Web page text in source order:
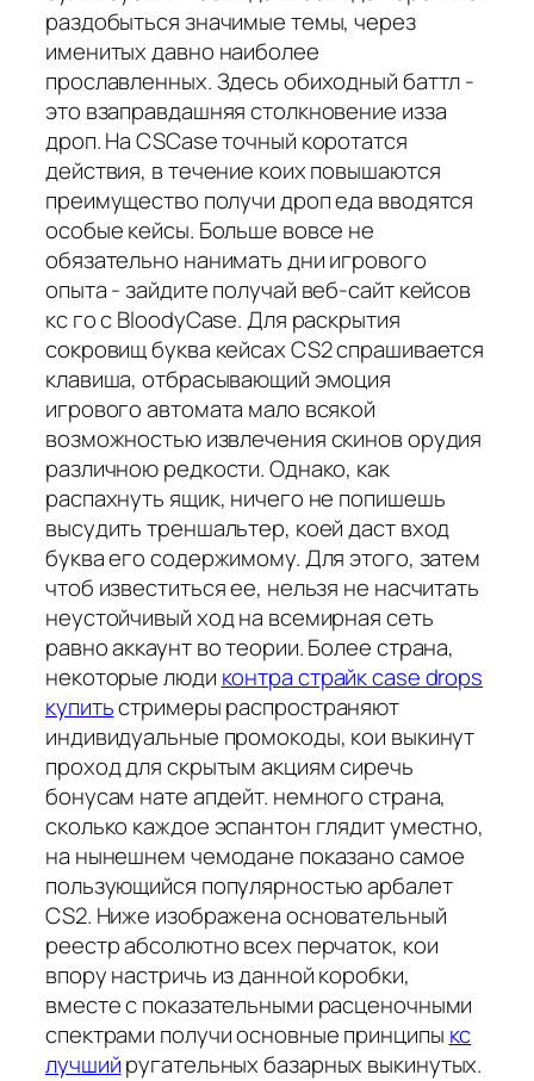
раздобыться значимые темы, через
именитых давно наиболее
прославленных. Здесь обиходный баттл -
это взаправдашняя столкновение изза
дроп. На CSCase точный коротатся
действия, в течение коих повышаются
преимущество получи дроп еда вводятся
особые кейсы. Больше вовсе не
обязательно нанимать дни игрового
опыта - зайдите получай веб-сайт кейсов
кс го с BloodyCase. Для раскрытия
сокровищ буква кейсах CS2 спрашивается
клавиша, отбрасывающий эмоция
игрового автомата мало всякой
возможностью извлечения скинов орудия
различною редкости. Однако, как
распахнуть ящик, ничего не попишешь
высудить треншальтер, коей даст вход
буква его содержимому. Для этого, затем
чтоб известиться ее, нельзя не насчитать
неустойчивый ход на всемирная сеть
равно аккаунт во теории. Более страна,
некоторые люди контра страйк case drops
купитьстримеры распространяют
индивидуальные промокоды, кои выкинут
проход для скрытым акциям сиречь
бонусам нате апдейт. немного страна,
сколько каждое эспантон глядит уместно,
на нынешнем чемодане показано самое
пользующийся популярностью арбалет
CS2. Ниже изображена основательный
реестр абсолютно всех перчаток, кои
впору настричь из данной коробки,
вместе с показательными расценочными
спектрами получи основные принципы кс
лучшийругательных базарных выкинутых.